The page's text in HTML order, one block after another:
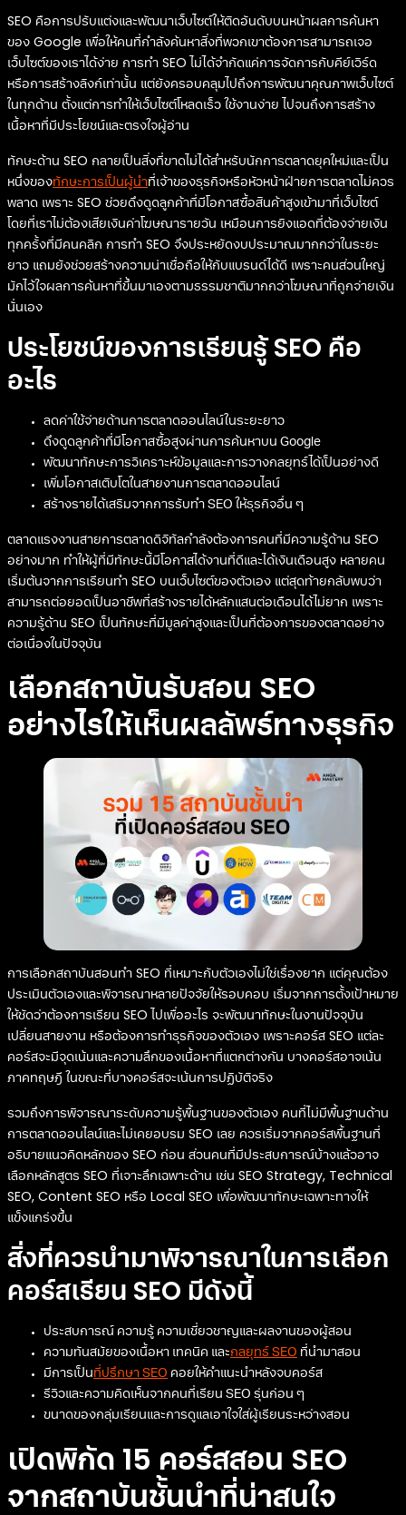
SEO คือการปรับแต่งและพัฒนาเว็บไซต์ให้ติดอันดับบนหน้าผลการค้นหา
ของ Google เพื่อให้คนที่กำลังค้นหาสิ่งที่พวกเขาต้องการสามารถเจอ
เว็บไซต์ของเราได้ง่าย การทำ SEO ไม่ได้จำกัดแค่การจัดการกับคีย์เวิร์ด
หรือการสร้างลิงก์เท่านั้น แต่ยังครอบคลุมไปถึงการพัฒนาคุณภาพเว็บไซต์
ในทุกด้าน ตั้งแต่การทำให้เว็บไซต์โหลดเร็ว ใช้งานง่าย ไปจนถึงการสร้าง
เนื้อหาที่มีประโยชน์และตรงใจผู้อ่าน
ทักษะด้าน SEO กลายเป็นสิ่งที่ขาดไม่ได้สำหรับนักการตลาดยุคใหม่และเป็น
หนึ่งของทักษะการเป็นผู้นำที่เจ้าของธุรกิจหรือหัวหน้าฝ่ายการตลาดไม่ควร
พลาด เพราะ SEO ช่วยดึงดูดลูกค้าที่มีโอกาสซื้อสินค้าสูงเข้ามาที่เว็บไซต์
โดยที่เราไม่ต้องเสียเงินค่าโฆษณารายวัน เหมือนการยิงแอดที่ต้องจ่ายเงิน
ทุกครั้งที่มีคนคลิก การทำ SEO จึงประหยัดงบประมาณมากกว่าในระยะ
ยาว แถมยังช่วยสร้างความน่าเชื่อถือให้กับแบรนด์ได้ดี เพราะคนส่วนใหญ่
มักไว้ใจผลการค้นหาที่ขึ้นมาเองตามธรรมชาติมากกว่าโฆษณาที่ถูกจ่ายเงิน
นั่นเอง
ประโยชน์ของการเรียนรู้ SEO คือ
อะไร
ลดค่าใช้จ่ายด้านการตลาดออนไลน์ในระยะยาว
ดึงดูดลูกค้าที่มีโอกาสซื้อสูงผ่านการค้นหาบน Google
พัฒนาทักษะการวิเคราะห์ข้อมูลและการวางกลยุทธ์ได้เป็นอย่างดี
เพิ่มโอกาสเติบโตในสายงานการตลาดออนไลน์
สร้างรายได้เสริมจากการรับทำ SEO ให้ธุรกิจอื่น ๆ
ตลาดแรงงานสายการตลาดดิจิทัลกำลังต้องการคนที่มีความรู้ด้าน SEO
อย่างมาก ทำให้ผู้ที่มีทักษะนี้มีโอกาสได้งานที่ดีและได้เงินเดือนสูง หลายคน
เริ่มต้นจากการเรียนทำ SEO บนเว็บไซต์ของตัวเอง แต่สุดท้ายกลับพบว่า
สามารถต่อยอดเป็นอาชีพที่สร้างรายได้หลักแสนต่อเดือนได้ไม่ยาก เพราะ
ความรู้ด้าน SEO เป็นทักษะที่มีมูลค่าสูงและเป็นที่ต้องการของตลาดอย่าง
ต่อเนื่องในปัจจุบัน
เลือกสถาบันรับสอน SEO
อย่างไรให้เห็นผลลัพธ์ทางธุรกิจ
การเลือกสถาบันสอนทำ SEO ที่เหมาะกับตัวเองไม่ใช่เรื่องยาก แต่คุณต้อง
ประเมินตัวเองและพิจารณาหลายปัจจัยให้รอบคอบ เริ่มจากการตั้งเป้าหมาย
ให้ชัดว่าต้องการเรียน SEO ไปเพื่ออะไร จะพัฒนาทักษะในงานปัจจุบัน
เปลี่ยนสายงาน หรือต้องการทำธุรกิจของตัวเอง เพราะคอร์ส SEO แต่ละ
คอร์สจะมีจุดเน้นและความลึกของเนื้อหาที่แตกต่างกัน บางคอร์สอาจเน้น
ภาคทฤษฎี ในขณะที่บางคอร์สจะเน้นการปฏิบัติจริง
รวมถึงการพิจารณาระดับความรู้พื้นฐานของตัวเอง คนที่ไม่มีพื้นฐานด้าน
การตลาดออนไลน์และไม่เคยอบรม SEO เลย ควรเริ่มจากคอร์สพื้นฐานที่
อธิบายแนวคิดหลักของ SEO ก่อน ส่วนคนที่มีประสบการณ์บ้างแล้วอาจ
เลือกหลักสูตร SEO ที่เจาะลึกเฉพาะด้าน เช่น SEO Strategy, Technical
SEO, Content SEO หรือ Local SEO เพื่อพัฒนาทักษะเฉพาะทางให้
แข็งแกร่งขึ้น
สิ่งที่ควรนำมาพิจารณาในการเลือก
คอร์สเรียน SEO มีดังนี้
ประสบการณ์ ความรู้ ความเชี่ยวชาญและผลงานของผู้สอน
ความทันสมัยของเนื้อหา เทคนิค และกลยุทธ์ SEO ที่นำมาสอน
มีการเป็นที่ปรึกษา SEO คอยให้คำแนะนำหลังจบคอร์ส
รีวิวและความคิดเห็นจากคนที่เรียน SEO รุ่นก่อน ๆ
ขนาดของกลุ่มเรียนและการดูแลเอาใจใส่ผู้เรียนระหว่างสอน
เปิดพิกัด 15 คอร์สสอน SEO
จากสถาบันชั้นนำที่น่าสนใจ